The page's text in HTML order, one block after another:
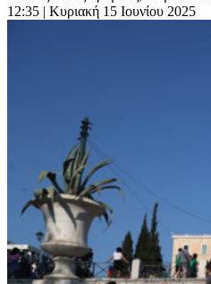
12:35 | Κυριακή 15 Ιουνίου 2025